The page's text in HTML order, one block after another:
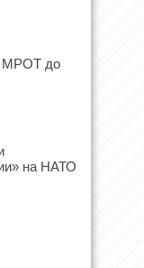
МРОТ до
на НАТО